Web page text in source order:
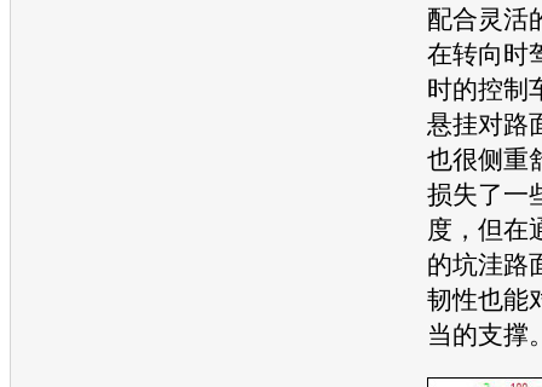
配合灵活
在转向时
时的控制
悬挂对路
也很侧重
损失了一
度，但在
的坑洼路
韧性也能
当的支撑